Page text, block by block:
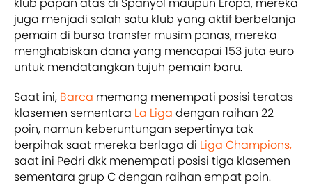
juga menjadi salah satu klub yang aktif berbelanja
pemain di bursa transfer musim panas, mereka
menghabiskan dana yang mencapai 153 juta euro
untuk mendatangkan tujuh pemain baru.
Saat ini, Barca memang menempati posisi teratas
klasemen sementara La Liga dengan raihan 22
poin, namun keberuntungan sepertinya tak
berpihak saat mereka berlaga di Liga Champions,
saat ini Pedri dkk menempati posisi tiga klasemen
sementara grup C dengan raihan empat poin.